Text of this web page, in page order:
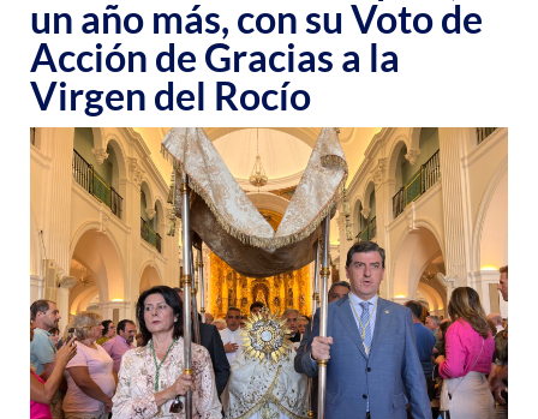
un año más, con su Voto de
Acción de Gracias a la
Virgen del Rocío